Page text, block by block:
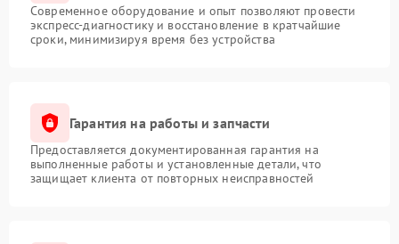
Современное оборудование и опыт позволяют провести
экспресс-диагностику и восстановление в кратчайшие
сроки, минимизируя время без устройства
Гарантия на работы и запчасти
Предоставляется документированная гарантия на
выполненные работы и установленные детали, что
защищает клиента от повторных неисправностей